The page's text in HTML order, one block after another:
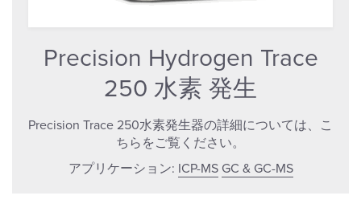
Precision Hydrogen Trace
250 水素 発生
Precision Trace 250水素発生器の詳細については、こ
ちらをご覧ください。
アプリケーション: ICP-MS GC & GC-MS